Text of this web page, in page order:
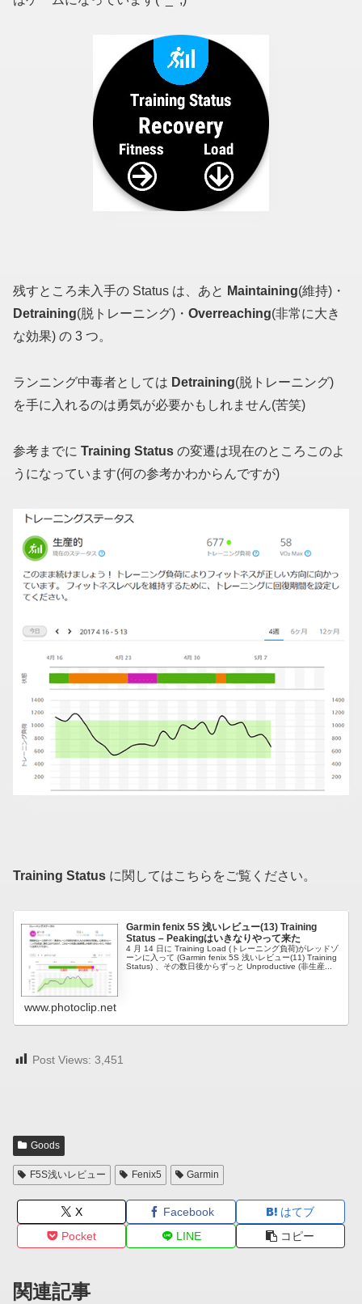
残すところ未入手の Status は、あと Maintaining(維持)・
Detraining(脱トレーニング)・ Overreaching(非常に大き
な効果) の 3 つ。
ランニング中毒者としては Detraining(脱トレーニング)
を手に入れるのは勇気が必要かもしれません(苦笑)
参考までに Training Status の変遷は現在のところこのよ
うになっています(何の参考かわからんですが)
Training Status に関してはこちらをご覧ください。
Garmin fenix 5S 浅いレビュー(13) Training
Status – Peakingはいきなりやって来た
4 月 14 日に Training Load (トレーニング負荷)がレッドゾ
ーンに入って (Garmin fenix 5S 浅いレビュー(11) Training
Status) 、その数日後からずっと Unproductive (非生産...
www.photoclip.net
Post Views: 3,451
Goods
F5S浅いレビュー Fenix5 Garmin
X Facebook
はてブ
Pocket
LINE コピー
関連記事